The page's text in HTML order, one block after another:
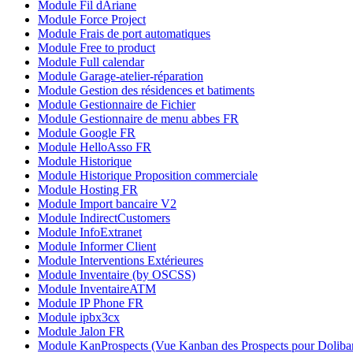
Module Fil dAriane
Module Force Project
Module Frais de port automatiques
Module Free to product
Module Full calendar
Module Garage-atelier-réparation
Module Gestion des résidences et batiments
Module Gestionnaire de Fichier
Module Gestionnaire de menu abbes FR
Module Google FR
Module HelloAsso FR
Module Historique
Module Historique Proposition commerciale
Module Hosting FR
Module Import bancaire V2
Module IndirectCustomers
Module InfoExtranet
Module Informer Client
Module Interventions Extérieures
Module Inventaire (by OSCSS)
Module InventaireATM
Module IP Phone FR
Module ipbx3cx
Module Jalon FR
Module KanProspects (Vue Kanban des Prospects pour